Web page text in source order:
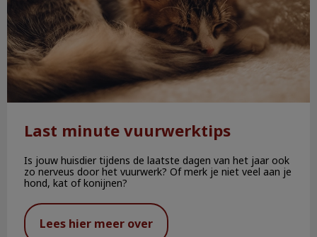
Last minute vuurwerktips
Is jouw huisdier tijdens de laatste dagen van het jaar ook
zo nerveus door het vuurwerk? Of merk je niet veel aan je
hond, kat of konijnen?
Lees hier meer over